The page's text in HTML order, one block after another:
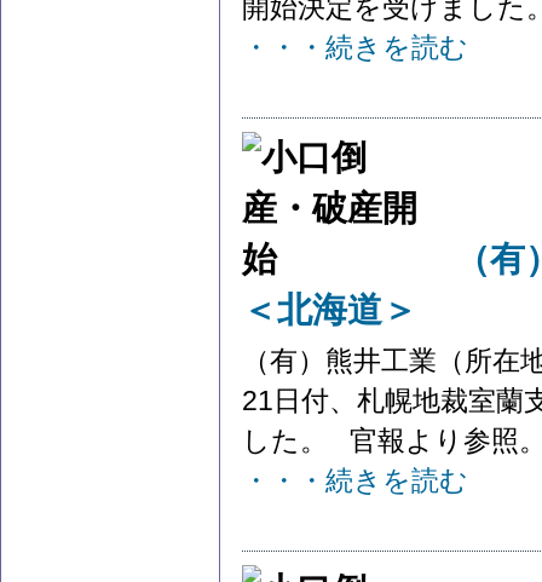
開始決定を受けまし
・・・続きを読む
（
＜北海道＞
（有）熊井工業（所
21日付、札幌地裁室蘭
した。 官報より参照
・・・続きを読む